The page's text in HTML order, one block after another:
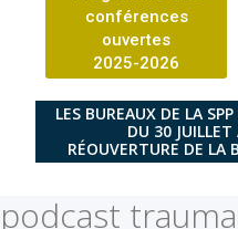
conférences
ouvertes
2025-2026
LES BUREAUX DE LA
DU 30
RÉOUVERTURE DE LA
podcast